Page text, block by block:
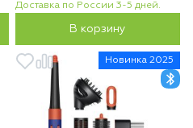
Доставка по России 3-5 дней.
В корзину
Новинка 2025